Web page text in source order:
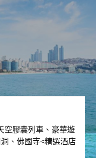
空膠囊列車、豪華遊
、佛國寺<精選酒店